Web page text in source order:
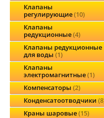
Клапаны
регулирующие 10
Клапаны
редукционные 4
Клапаны редукционные
для воды 1
Клапаны
электромагнитные 1
Компенсаторы 2
Конденсатоотводчики 8
Краны шаровые 15